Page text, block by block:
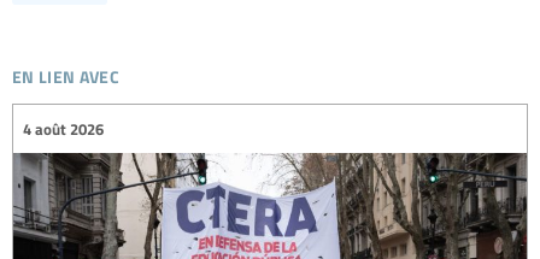
en lien avec
4 août 2026